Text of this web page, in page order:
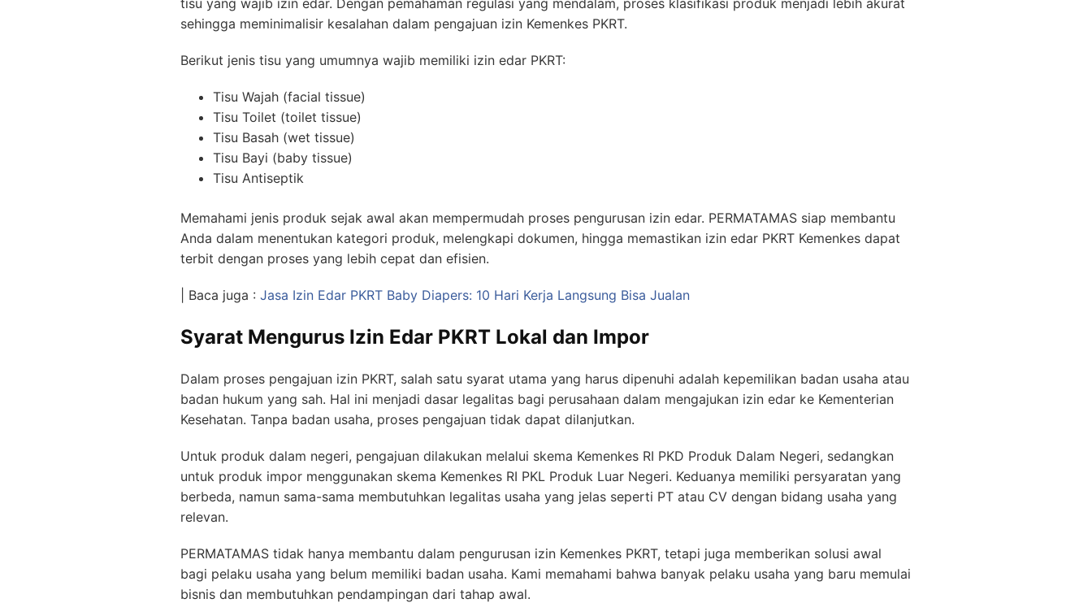
sehingga meminimalisir kesalahan dalam pengajuan izin Kemenkes PKRT.
Berikut jenis tisu yang umumnya wajib memiliki izin edar PKRT:
Tisu Wajah (facial tissue)
Tisu Toilet (toilet tissue)
Tisu Basah (wet tissue)
Tisu Bayi (baby tissue)
Tisu Antiseptik
Memahami jenis produk sejak awal akan mempermudah proses pengurusan izin edar. PERMATAMAS siap membantu
Anda dalam menentukan kategori produk, melengkapi dokumen, hingga memastikan izin edar PKRT Kemenkes dapat
terbit dengan proses yang lebih cepat dan efisien.
| Baca juga : Jasa Izin Edar PKRT Baby Diapers: 10 Hari Kerja Langsung Bisa Jualan
Syarat Mengurus Izin Edar PKRT Lokal dan Impor
Dalam proses pengajuan izin PKRT, salah satu syarat utama yang harus dipenuhi adalah kepemilikan badan usaha atau
badan hukum yang sah. Hal ini menjadi dasar legalitas bagi perusahaan dalam mengajukan izin edar ke Kementerian
Kesehatan. Tanpa badan usaha, proses pengajuan tidak dapat dilanjutkan.
Untuk produk dalam negeri, pengajuan dilakukan melalui skema Kemenkes RI PKD Produk Dalam Negeri, sedangkan
untuk produk impor menggunakan skema Kemenkes RI PKL Produk Luar Negeri. Keduanya memiliki persyaratan yang
berbeda, namun sama-sama membutuhkan legalitas usaha yang jelas seperti PT atau CV dengan bidang usaha yang
relevan.
PERMATAMAS tidak hanya membantu dalam pengurusan izin Kemenkes PKRT, tetapi juga memberikan solusi awal
bagi pelaku usaha yang belum memiliki badan usaha. Kami memahami bahwa banyak pelaku usaha yang baru memulai
bisnis dan membutuhkan pendampingan dari tahap awal.